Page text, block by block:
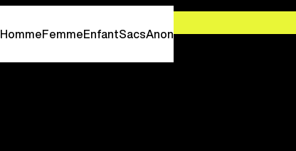
HommeFemmeEnfantSacsAnon